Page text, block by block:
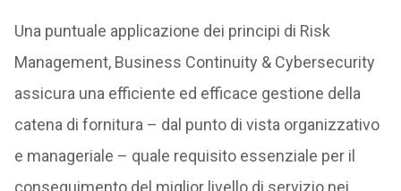
Una puntuale applicazione dei principi di Risk
Management, Business Continuity & Cybersecurity
assicura una efficiente ed efficace gestione della
catena di fornitura – dal punto di vista organizzativo
e manageriale – quale requisito essenziale per il
conseguimento del miglior livello di servizio nei